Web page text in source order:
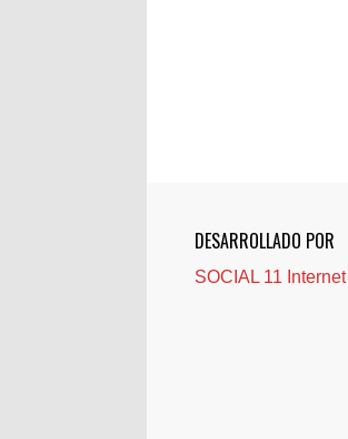
DESARROLLADO POR
SOCIAL 11 Internet